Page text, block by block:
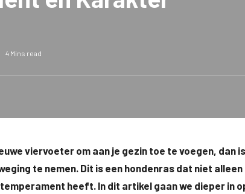
4 Mins read
viervoeter om aan je gezin toe te voegen, dan
te nemen. Dit is een hondenras dat niet alleen
heeft. In dit artikel gaan we dieper in